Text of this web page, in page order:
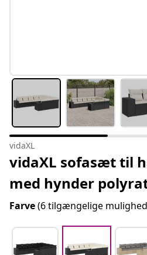
vidaXL
vidaXL sofasæt til
med hynder
Farve(6 tilgængelige